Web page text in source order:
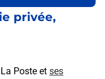
privée,
Poste et ses
un